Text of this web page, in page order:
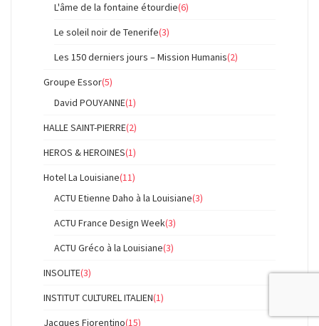
L'âme de la fontaine étourdie(6)
Le soleil noir de Tenerife(3)
Les 150 derniers jours – Mission Humanis(2)
Groupe Essor(5)
David POUYANNE(1)
HALLE SAINT-PIERRE(2)
HEROS & HEROINES(1)
Hotel La Louisiane(11)
ACTU Etienne Daho à la Louisiane(3)
ACTU France Design Week(3)
ACTU Gréco à la Louisiane(3)
INSOLITE(3)
INSTITUT CULTUREL ITALIEN(1)
Jacques Fiorentino(15)